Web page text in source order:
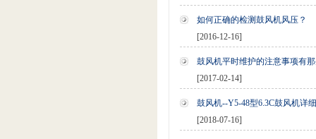
如何正确的检测鼓风机风压？
[2016-12-16]
鼓风机平时维护的注意事项有
[2017-02-14]
鼓风机--Y5-48型6.3C鼓风机详
[2018-07-16]